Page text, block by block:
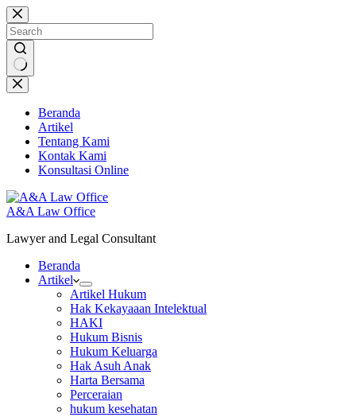
Skip
to
content
No
results
Beranda
Artikel
Tentang Kami
Kontak Kami
Konsultasi Online
A&A Law Office
Lawyer and Legal Consultant
Beranda
Artikel
Artikel Hukum
Hak Kekayaaan Intelektual
HAKI
Hukum Bisnis
Hukum Keluarga
Hak Asuh Anak
Harta Bersama
Perceraian
hukum kesehatan